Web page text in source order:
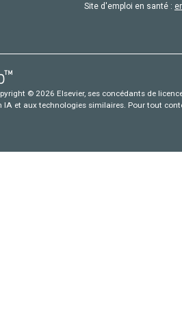
Site d'emploi en santé :
© 2026 Elsevier, ses concédants de
IA et aux technologies similaires. Pour tout